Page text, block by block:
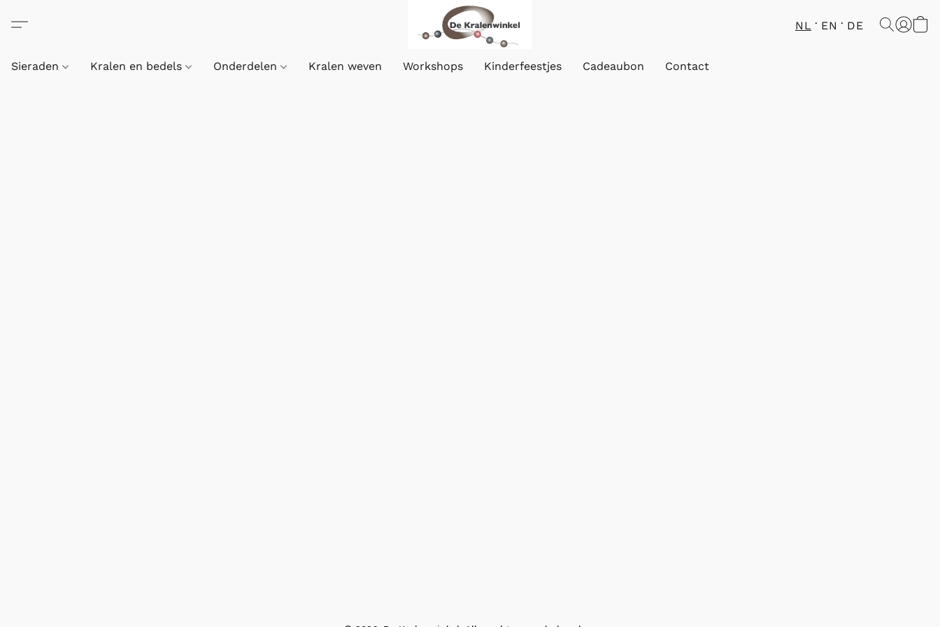
NL EN DE
Sieraden Kralen en bedels Onderdelen Kralen weven Workshops Kinderfeestjes Cadeaubon Contact